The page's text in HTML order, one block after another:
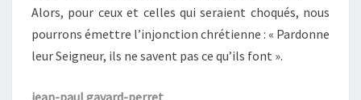
Alors, pour ceux et celles qui seraient choqués, nous
pourrons émettre l’injonction chrétienne : « Pardonne
leur Seigneur, ils ne savent pas ce qu’ils font ».